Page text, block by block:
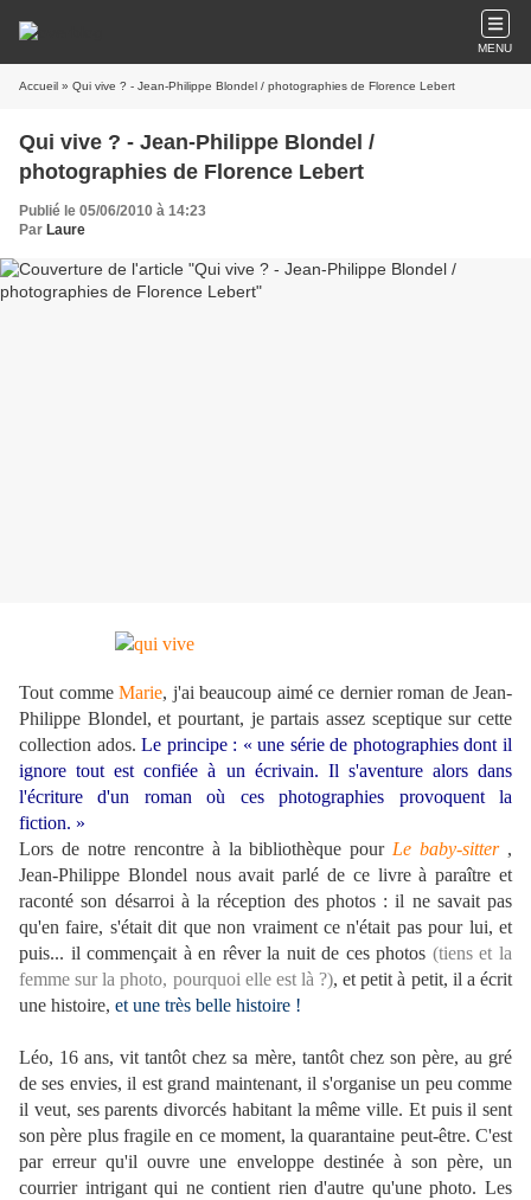
MENU
Accueil » Qui vive ? - Jean-Philippe Blondel / photographies de Florence Lebert
Qui vive ? - Jean-Philippe Blondel /
photographies de Florence Lebert
Publié le 05/06/2010 à 14:23
Par Laure
Tout comme Marie, j'ai beaucoup aimé ce dernier roman de Jean-
Philippe Blondel, et pourtant, je partais assez sceptique sur cette
collection ados. Le principe : « une série de photographies dont il
ignore tout est confiée à un écrivain. Il s'aventure alors dans
l'écriture d'un roman où ces photographies provoquent la
fiction. »
Lors de notre rencontre à la bibliothèque pour Le baby-sitter ,
Jean-Philippe Blondel nous avait parlé de ce livre à paraître et
raconté son désarroi à la réception des photos : il ne savait pas
qu'en faire, s'était dit que non vraiment ce n'était pas pour lui, et
puis... il commençait à en rêver la nuit de ces photos (tiens et la
femme sur la photo, pourquoi elle est là ?), et petit à petit, il a écrit
une histoire, et une très belle histoire !
Léo, 16 ans, vit tantôt chez sa mère, tantôt chez son père, au gré
de ses envies, il est grand maintenant, il s'organise un peu comme
il veut, ses parents divorcés habitant la même ville. Et puis il sent
son père plus fragile en ce moment, la quarantaine peut-être. C'est
par erreur qu'il ouvre une enveloppe destinée à son père, un
courrier intrigant qui ne contient rien d'autre qu'une photo. Les